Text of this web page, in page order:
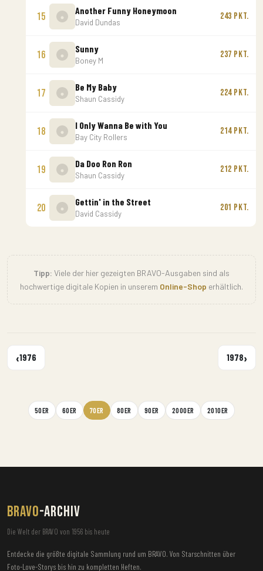
15
Another Funny Honeymoon
David Dundas
243 Pkt.
16
Sunny
Boney M
237 Pkt.
17
Be My Baby
Shaun Cassidy
224 Pkt.
18
I Only Wanna Be with You
Bay City Rollers
214 Pkt.
19
Da Doo Ron Ron
Shaun Cassidy
212 Pkt.
20
Gettin' in the Street
David Cassidy
201 Pkt.
Tipp: Viele der hier gezeigten BRAVO-Ausgaben sind als
hochwertige digitale Kopien in unserem Online-Shop erhältlich.
‹1976 1978›
50ER 60ER 70ER 80ER 90ER 2000ER 2010ER
BRAVO-ARCHIV
Die Welt der BRAVO von 1956 bis heute
Entdecke die größte digitale Sammlung rund um BRAVO. Von Starschnitten über
Foto-Love-Storys bis hin zu kompletten Heften.